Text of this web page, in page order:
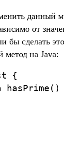
данный
от
бы сделать
метод на Java:
{
hasPrime()